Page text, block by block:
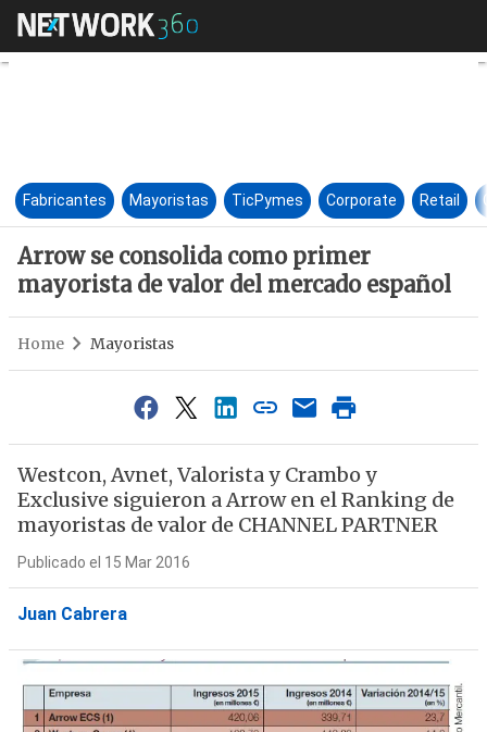
Arrow se consolida como
Fabricantes Mayoristas TicPymes Corporate Retail
Arrow se consolida como primer
mayorista de valor del mercado español
Home Mayoristas
Westcon, Avnet, Valorista y Crambo y
Exclusive siguieron a Arrow en el Ranking de
mayoristas de valor de CHANNEL PARTNER
Publicado el 15 Mar 2016
Juan Cabrera